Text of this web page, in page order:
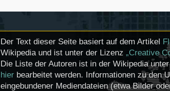
Der Text dieser Seite basiert auf dem Artikel
Wikipedia und ist unter der Lizenz „Creative
Die Liste der Autoren ist in der Wikipedia
hier bearbeitet werden. Informationen zu den
eingebundener Mediendateien (etwa Bilder